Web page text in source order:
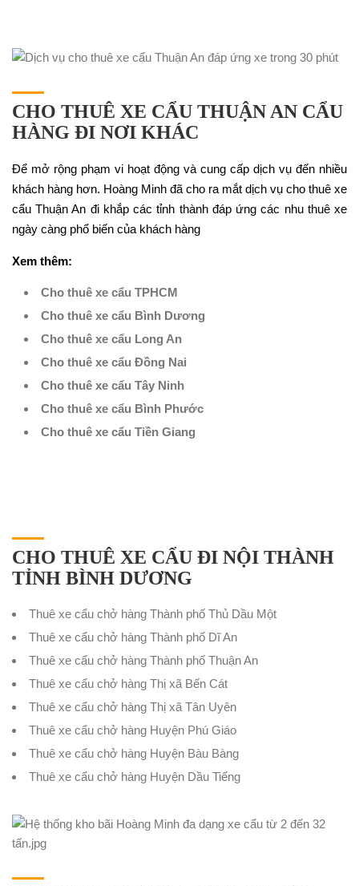
CHO THUÊ XE CẨU THUẬN AN CẨU
HÀNG ĐI NƠI KHÁC
Để mở rộng phạm vi hoạt động và cung cấp dịch vụ đến nhiều
khách hàng hơn. Hoàng Minh đã cho ra mắt dịch vụ cho thuê xe
cẩu Thuận An đi khắp các tỉnh thành đáp ứng các nhu thuê xe
ngày càng phổ biến của khách hàng
Xem thêm:
Cho thuê xe cẩu TPHCM
Cho thuê xe cẩu Bình Dương
Cho thuê xe cẩu Long An
Cho thuê xe cẩu Đồng Nai
Cho thuê xe cẩu Tây Ninh
Cho thuê xe cẩu Bình Phước
Cho thuê xe cẩu Tiền Giang
CHO THUÊ XE CẨU ĐI NỘI THÀNH
TỈNH BÌNH DƯƠNG
Thuê xe cẩu chở hàng Thành phố Thủ Dầu Một
Thuê xe cẩu chở hàng Thành phố Dĩ An
Thuê xe cẩu chở hàng Thành phố Thuận An
Thuê xe cẩu chở hàng Thị xã Bến Cát
Thuê xe cẩu chở hàng Thị xã Tân Uyên
Thuê xe cẩu chở hàng Huyện Phú Giáo
Thuê xe cẩu chở hàng Huyện Bàu Bàng
Thuê xe cẩu chở hàng Huyện Dầu Tiếng